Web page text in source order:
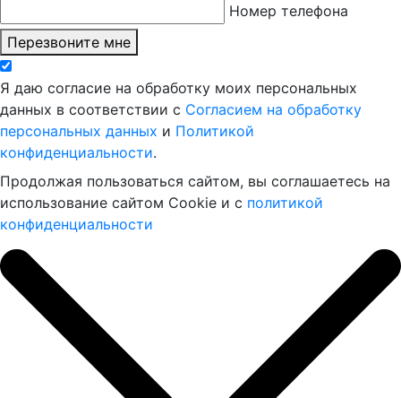
Номер телефона
Перезвоните мне
Я даю согласие на обработку моих персональных
данных в соответствии с Согласием на обработку
персональных данных и Политикой
конфиденциальности.
Продолжая пользоваться сайтом, вы соглашаетесь на
использование сайтом Cookie и с политикой
конфиденциальности